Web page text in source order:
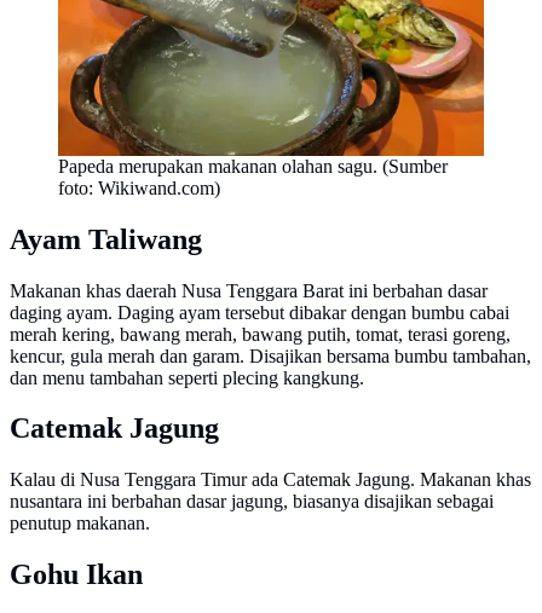
Papeda merupakan makanan olahan sagu. (Sumber
foto: Wikiwand.com)
Ayam Taliwang
Makanan khas daerah Nusa Tenggara Barat ini berbahan dasar
daging ayam. Daging ayam tersebut dibakar dengan bumbu cabai
merah kering, bawang merah, bawang putih, tomat, terasi goreng,
kencur, gula merah dan garam. Disajikan bersama bumbu tambahan,
dan menu tambahan seperti plecing kangkung.
Catemak Jagung
Kalau di Nusa Tenggara Timur ada Catemak Jagung. Makanan khas
nusantara ini berbahan dasar jagung, biasanya disajikan sebagai
penutup makanan.
Gohu Ikan